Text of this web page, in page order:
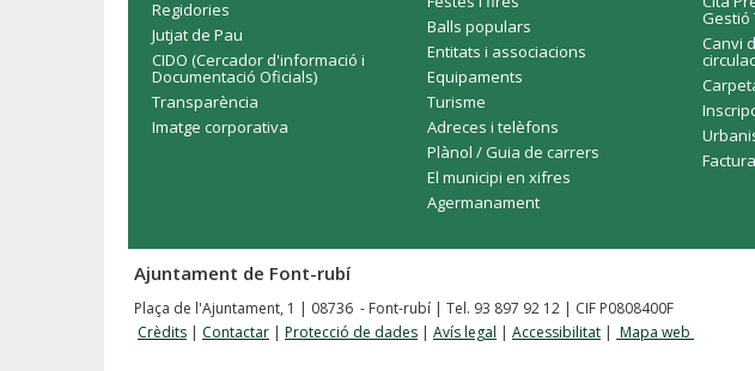
Regidories
Jutjat de Pau
CIDO (Cercador d'informació i
Documentació Oficials)
Transparència
Imatge corporativa
Balls populars
Entitats i associacions
Equipaments
Turisme
Adreces i telèfons
Plànol / Guia de carrers
El municipi en xifres
Agermanament
Gestió
Canvi
Ajuntament de Font-rubí
Plaça de l'Ajuntament, 1 | 08736 - Font-rubí | Tel. 93 897 92 12 | CIF P0808400F
Crèdits | Contactar | Protecció de dades | Avís legal | Accessibilitat | Mapa web